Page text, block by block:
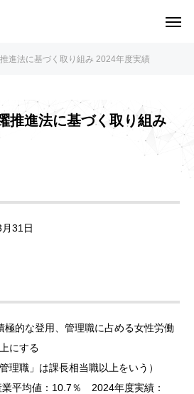
進法に基づく取り組み 2024年度実績
推進法に基づく取り組み
31日
的な登用、管理職に占める女性労働
にする
」は課長相当職以上をいう）
値：10.7％ 2024年度実績：